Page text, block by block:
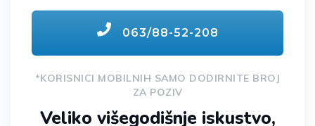
063/88-52-208
*KORISNICI MOBILNIH SAMO DODIRNITE BROJ
ZA POZIV
Veliko višegodišnje iskustvo,